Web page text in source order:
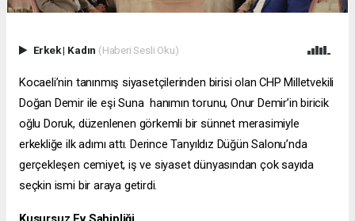
Erkek| Kadın (Haberi Sesli Oku)
Kocaeli’nin tanınmış siyasetçilerinden birisi olan CHP Milletvekili
Doğan Demir ile eşi Suna hanımın torunu, Onur Demir’in biricik
oğlu Doruk, düzenlenen görkemli bir sünnet merasimiyle
erkekliğe ilk adımı attı. Derince Tanyıldız Düğün Salonu’nda
gerçekleşen cemiyet, iş ve siyaset dünyasından çok sayıda
seçkin ismi bir araya getirdi.